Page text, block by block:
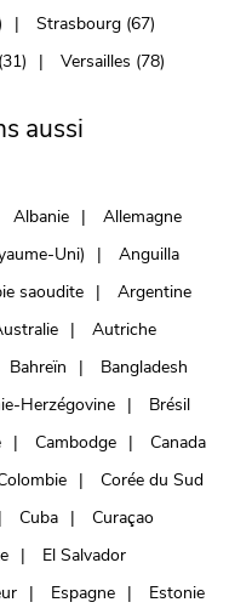
Strasbourg (67)
Versailles (78)
aussi
Albanie
Allemagne
Uni)
Anguilla
saoudite
Argentine
Autriche
Bahreïn
Bangladesh
Herzégovine
Brésil
Cambodge
Canada
Corée du Sud
Cuba
Curaçao
El Salvador
Espagne
Estonie